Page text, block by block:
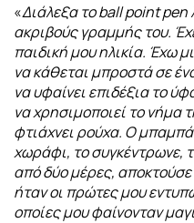
«Διάλεξα το ball point
ακριβούς γραμμής του.
παιδική μου ηλικία. Έχω
να κάθεται μπροστά σε
να υφαίνει επιδέξια το
να χρησιμοποιεί το νήμα
φτιάχνει ρούχα. Ο
χωράφι, το συγκέντρωνε,
από δύο μέρες,
ήταν οι πρώτες μου
οποίες μου φαίνονταν